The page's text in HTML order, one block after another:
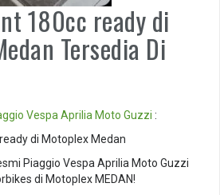
180cc ready di
Tersedia Di
Vespa Aprilia Moto Guzzi :
di Motoplex Medan
Piaggio Vespa Aprilia Moto Guzzi
di Motoplex MEDAN!